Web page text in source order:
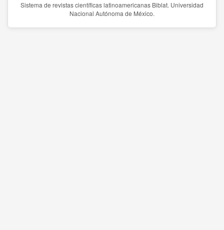
Sistema de revistas científicas latinoamericanas Biblat. Universidad
Nacional Autónoma de México.